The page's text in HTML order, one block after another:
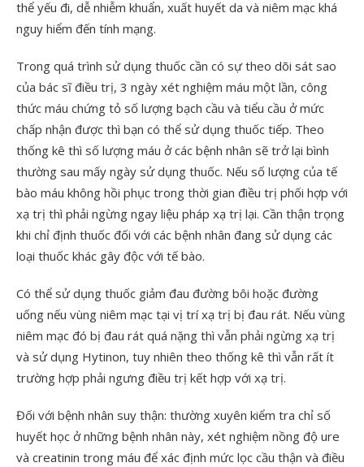
thể yếu đi, dễ nhiễm khuẩn, xuất huyết da và niêm mạc khá
nguy hiểm đến tính mạng.
Trong quá trình sử dụng thuốc cần có sự theo dõi sát sao
của bác sĩ điều trị, 3 ngày xét nghiệm máu một lần, công
thức máu chứng tỏ số lượng bạch cầu và tiểu cầu ở mức
chấp nhận được thì bạn có thể sử dụng thuốc tiếp. Theo
thống kê thì số lượng máu ở các bệnh nhân sẽ trở lại bình
thường sau mấy ngày sử dụng thuốc. Nếu số lượng của tế
bào máu không hồi phục trong thời gian điều trị phối hợp với
xạ trị thì phải ngừng ngay liệu pháp xạ trị lại. Cần thận trọng
khi chỉ định thuốc đối với các bệnh nhân đang sử dụng các
loại thuốc khác gây độc với tế bào.
Có thể sử dụng thuốc giảm đau đường bôi hoặc đường
uống nếu vùng niêm mạc tại vị trí xạ trị bị đau rát. Nếu vùng
niêm mạc đó bị đau rát quá nặng thì vẫn phải ngừng xạ trị
và sử dụng Hytinon, tuy nhiên theo thống kê thì vẫn rất ít
trường hợp phải ngưng điều trị kết hợp với xạ trị.
Đối với bệnh nhân suy thận: thường xuyên kiểm tra chỉ số
huyết học ở những bệnh nhân này, xét nghiệm nồng độ ure
và creatinin trong máu để xác định mức lọc cầu thận và điều